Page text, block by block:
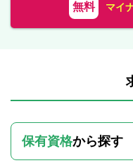
無料 マイ
保有資格から探す